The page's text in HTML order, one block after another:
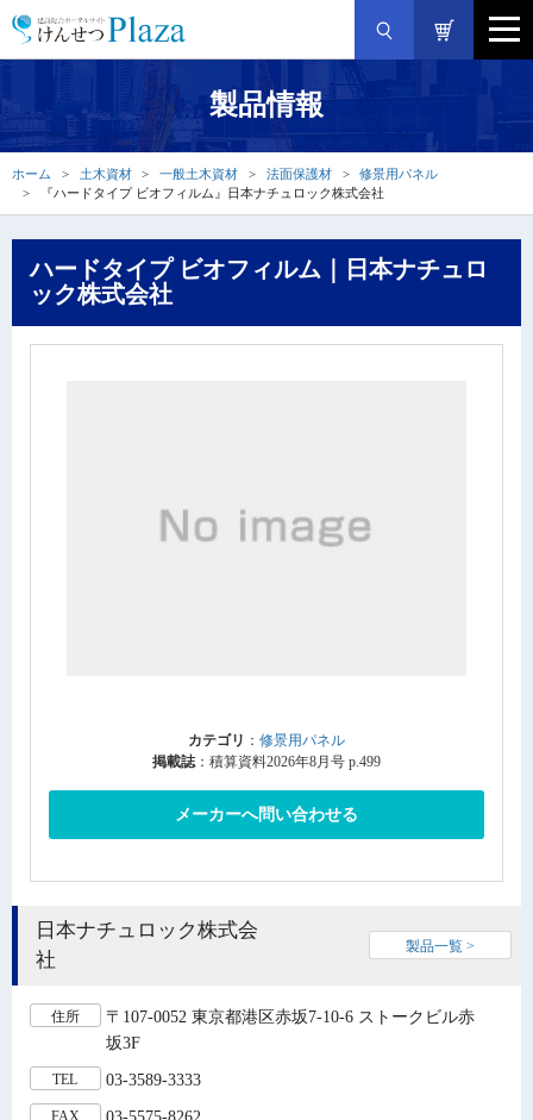
製品情報
ホーム 土木資材 一般土木資材 法面保護材
修景用パネル
『ハードタイプ ビオフィルム』日本ナチュロック株式会社
ハードタイプ ビオフィルム｜日本ナチュロ
ック株式会社
カテゴリ ： 修景用パネル
掲載誌 ：積算資料2026年8月号 p.499
メーカーへ問い合わせる
日本ナチュロック株式会
社
製品一覧 >
住所
〒107-0052 東京都港区赤坂7-10-6 ストークビル赤
坂3F
TEL 03-3589-3333
FAX 03-5575-8262